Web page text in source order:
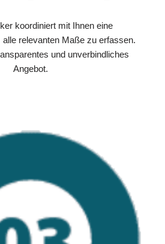
koordiniert mit Ihnen eine
relevanten Maße zu erfassen.
und unverbindliches
Angebot.